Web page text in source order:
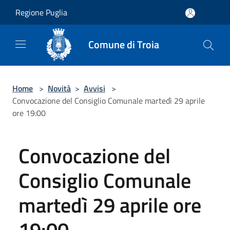
Regione Puglia
Comune di Troia
Home > Novità > Avvisi >
Convocazione del Consiglio Comunale martedì 29 aprile
ore 19:00
Convocazione del
Consiglio Comunale
martedì 29 aprile ore